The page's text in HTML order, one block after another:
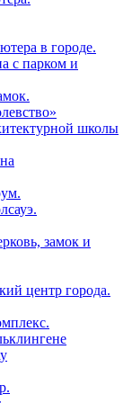
в городе.
с парком и
школы
замок и
центр города.